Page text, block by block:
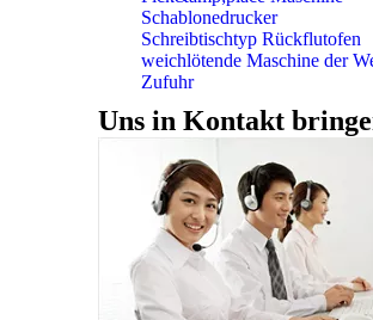
Schablonedrucker
Schreibtischtyp Rückflutofen
weichlötende Maschine der
Zufuhr
Uns in Kontakt